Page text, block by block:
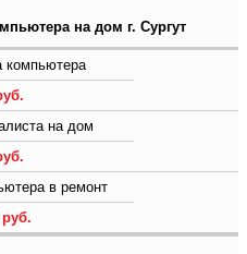
на дом г. Сургут
компьютера
на дом
в ремонт